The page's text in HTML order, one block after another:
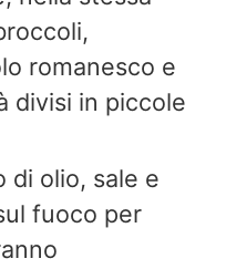
romanesco e
divisi in piccole
di olio, sale e
fuoco per